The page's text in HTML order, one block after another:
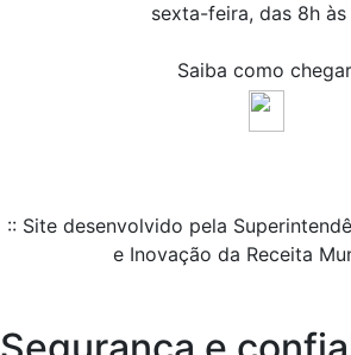
sexta-feira, das 8h às
Saiba como
:: Site desenvolvido pela
e Inovação da Receita